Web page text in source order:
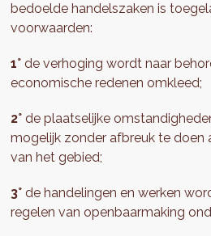
bedoelde handelszaken is
voorwaarden:
1°de verhoging wordt naar
economische redenen omkleed;
2°de plaatselijke
mogelijk zonder afbreuk te doen
van het gebied;
3°de handelingen en werken
regelen van openbaarmaking